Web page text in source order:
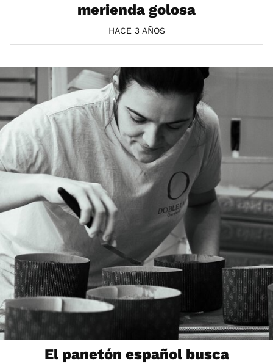
merienda golosa
HACE 3 AÑOS
El panetón español busca